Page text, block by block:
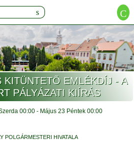
KITÜNTETÕ EMLÉKDÍJ - A
PÁLYÁZATI KIÍRÁS
00:00 - Május 23 Péntek 00:00
POLGÁRMESTERI HIVATALA